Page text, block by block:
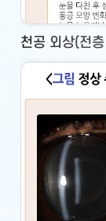
천공 외상(전